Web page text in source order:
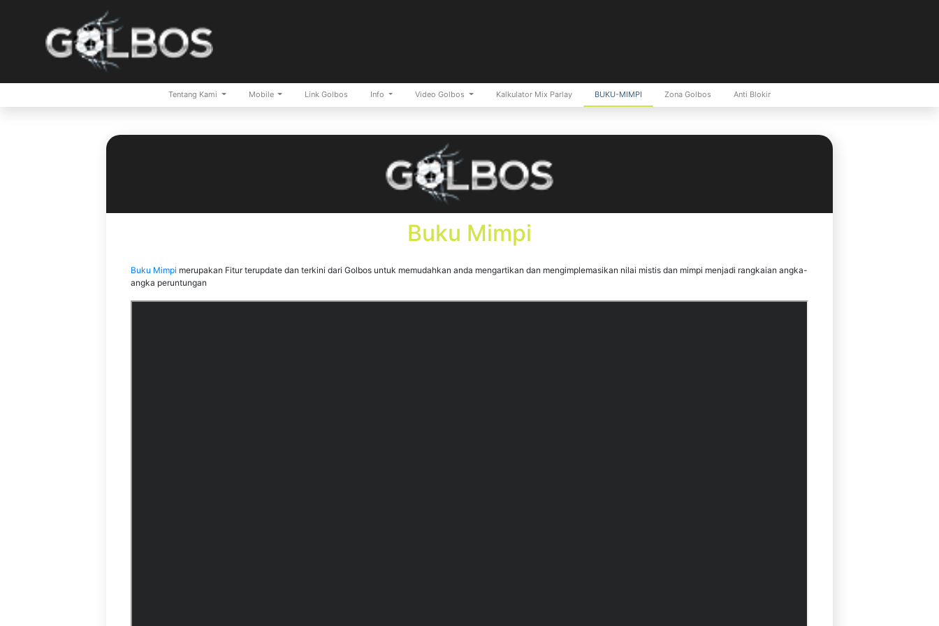
Tentang Kami Mobile Link Golbos Info Video Golbos Kalkulator Mix Parlay BUKU-MIMPI Zona Golbos Anti Blokir
Buku Mimpi
Buku Mimpi merupakan Fitur terupdate dan terkini dari Golbos untuk memudahkan anda mengartikan dan mengimplemasikan nilai mistis dan mimpi menjadi rangkaian angka-
angka peruntungan